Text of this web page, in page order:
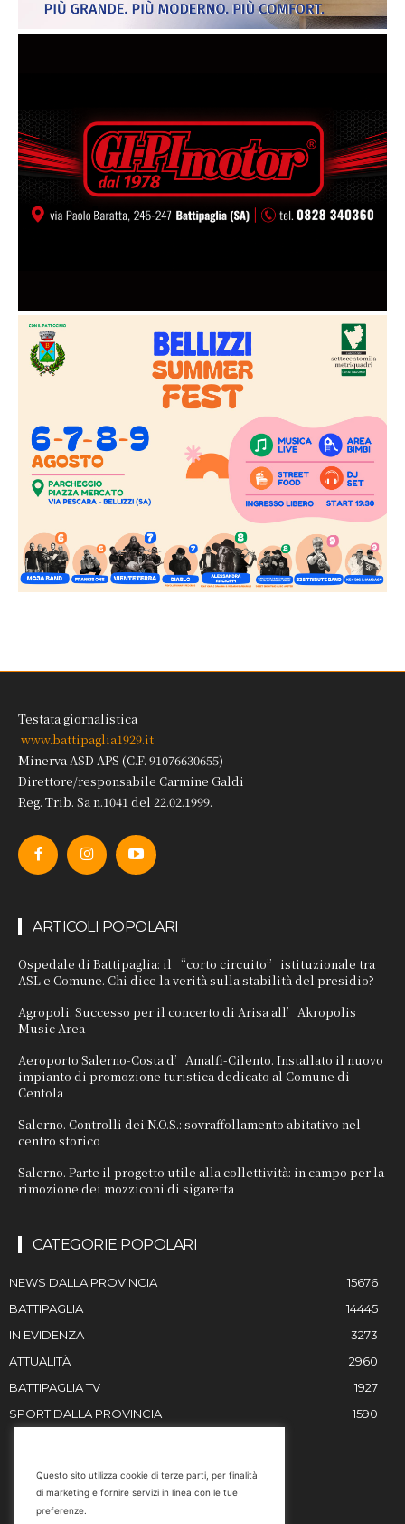
Testata giornalistica
www.battipaglia1929.it
Minerva ASD APS (C.F. 91076630655)
Direttore/responsabile Carmine Galdi
Reg. Trib. Sa n.1041 del 22.02.1999.
ARTICOLI POPOLARI
Ospedale di Battipaglia: il “corto circuito” istituzionale tra
ASL e Comune. Chi dice la verità sulla stabilità del presidio?
Agropoli. Successo per il concerto di Arisa all’Akropolis
Music Area
Aeroporto Salerno-Costa d’Amalfi-Cilento. Installato il nuovo
impianto di promozione turistica dedicato al Comune di
Centola
Salerno. Controlli dei N.O.S.: sovraffollamento abitativo nel
centro storico
Salerno. Parte il progetto utile alla collettività: in campo per la
rimozione dei mozziconi di sigaretta
CATEGORIE POPOLARI
NEWS DALLA PROVINCIA
15676
BATTIPAGLIA
14445
IN EVIDENZA
3273
ATTUALITÀ
2960
BATTIPAGLIA TV
1927
SPORT DALLA PROVINCIA
1590
Email
Questo sito utilizza cookie di terze parti, per finalità
di marketing e fornire servizi in linea con le tue
preferenze.